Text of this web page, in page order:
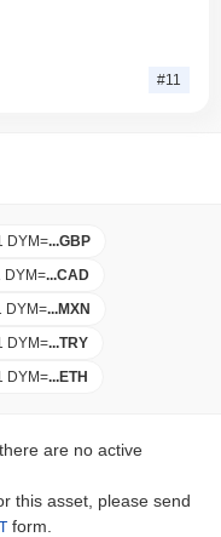
#11
DYM=...GBP
DYM=...CAD
DYM=...MXN
DYM=...TRY
DYM=...ETH
are no active
this asset, please send
form.